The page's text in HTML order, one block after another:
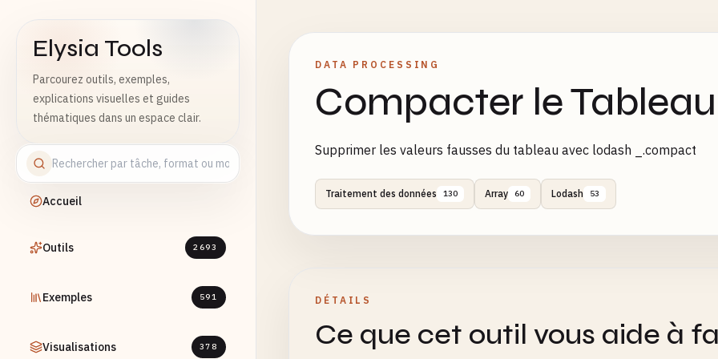
Elysia Tools
Parcourez outils, exemples,
explications visuelles et guides
thématiques dans un espace clair.
Accueil
Outils 2693
Exemples 591
Visualisations 378
DATA PROCESSING
Compacter le Tableau
Supprimer les valeurs fausses du tableau avec lodash _.compact
Traitement des données 130 Array 60 Lodash 53
DÉTAILS
Ce que cet outil vous aide à